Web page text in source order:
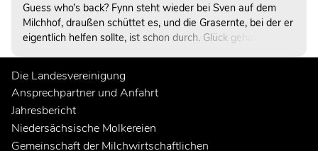
Guess who’s back? Fynn steht wieder bei Sven auf dem
Milchhof, draußen schüttet es, und die Grasernte, bei der er
eigentlich helfen sollte, ist schon durch. Glück gehabt. Oder
Die Landesvereinigung
Ansprechpartner und Anfahrt
Jahresbericht
Niedersächsische Molkereien
Gemeinschaft der Milchwirtschaftlichen